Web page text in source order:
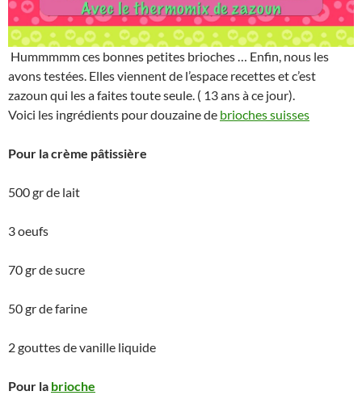
Hummmmm ces bonnes petites brioches … Enfin, nous les
avons testées. Elles viennent de l’espace recettes et c’est
zazoun qui les a faites toute seule. ( 13 ans à ce jour).
Voici les ingrédients pour douzaine de brioches suisses
Pour la crème pâtissière
500 gr de lait
3 oeufs
70 gr de sucre
50 gr de farine
2 gouttes de vanille liquide
Pour la brioche